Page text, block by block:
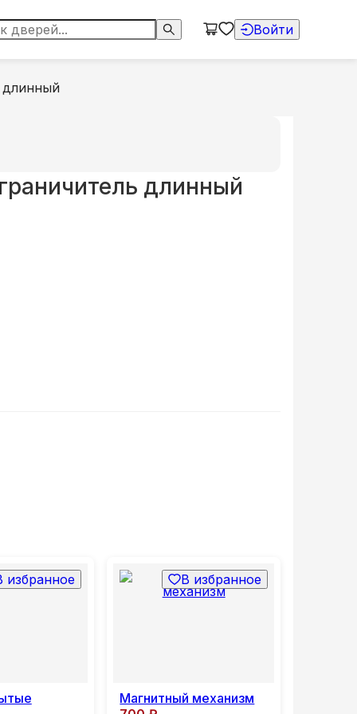
Войти
длинный
длинный
избранное В избранное
Магнитный механизм